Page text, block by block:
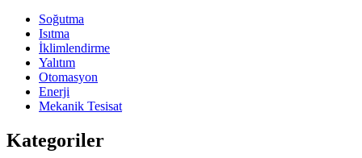
Soğutma
Isıtma
İklimlendirme
Yalıtım
Otomasyon
Enerji
Mekanik Tesisat
Kategoriler